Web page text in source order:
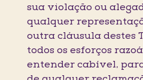
sua violação ou
qualquer
outra cláusula destes
todos os esforços
entender cabível,